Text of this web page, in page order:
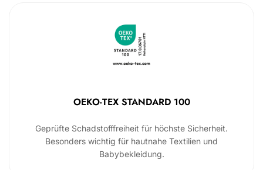
OEKO-TEX STANDARD 100
Geprüfte Schadstofffreiheit für höchste Sicherheit.
Besonders wichtig für hautnahe Textilien und
Babybekleidung.